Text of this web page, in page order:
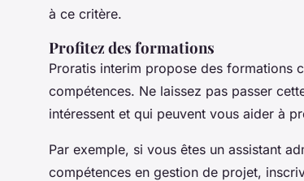
à ce critère.
Profitez des formations
Proratis interim propose des formations
compétences. Ne laissez pas passer
intéressent et qui peuvent vous aider à
Par exemple, si vous êtes un assistant
compétences en gestion de projet,